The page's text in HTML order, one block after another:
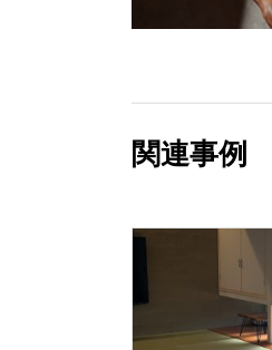
関連事例